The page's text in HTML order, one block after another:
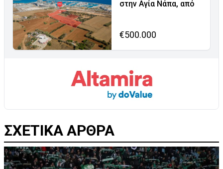
στην Αγία Νάπα, από
€500.000
ΣΧΕΤΙΚΑ ΑΡΘΡΑ